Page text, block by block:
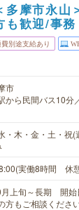
多摩市永山
も歓迎/事務
費別途支給あり
市
から民間バス10分
・木・金・土・
実働8時間 休
上旬～長期 開始
方もご相談くださ